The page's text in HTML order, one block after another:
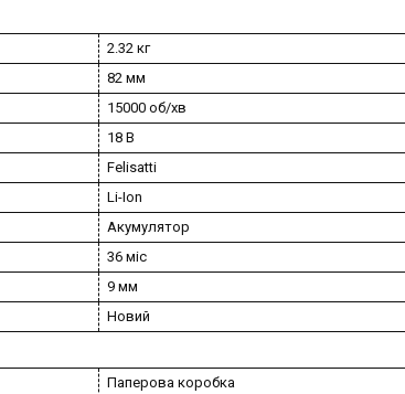
2.32 кг
82 мм
15000 об/хв
18 В
Felisatti
Li-Ion
Акумулятор
36 міс
9 мм
Новий
Паперова коробка